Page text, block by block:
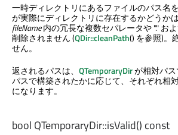
一時ディレクトリにあるファイルのパス名
が実際にディレクトリに存在するかどうか
fileName内の冗長な複数セパレータや "." お
削除されません (QDir::cleanPath() を参照)。
せん。
返されるパスは、 QTemporaryDirが相対パ
パスで構築されたかに応じて、それぞれ相
になります。
bool QTemporaryDir::isValid() const